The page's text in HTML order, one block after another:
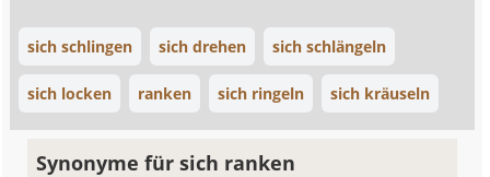
sich schlingen sich drehen sich schlängeln
sich locken ranken sich ringeln sich kräuseln
Synonyme für sich ranken